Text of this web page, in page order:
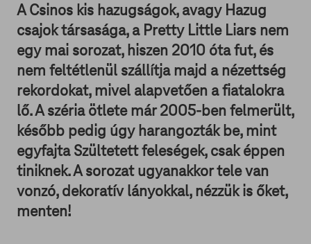
A Csinos kis hazugságok, avagy Hazug
csajok társasága, a Pretty Little Liars nem
egy mai sorozat, hiszen 2010 óta fut, és
nem feltétlenül szállítja majd a nézettség
rekordokat, mivel alapvetően a fiatalokra
lő. A széria ötlete már 2005-ben felmerült,
később pedig úgy harangozták be, mint
egyfajta Szültetett feleségek, csak éppen
tiniknek. A sorozat ugyanakkor tele van
vonzó, dekoratív lányokkal, nézzük is őket,
menten!